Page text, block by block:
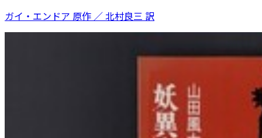
ガイ・エンドア 原作 ／ 北村良三 訳